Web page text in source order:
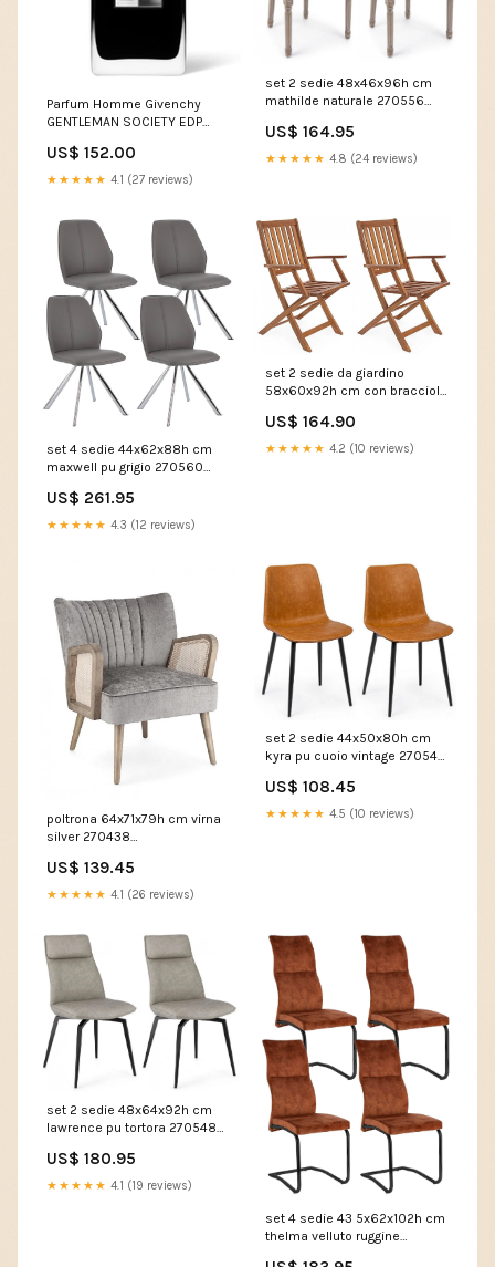
Parfum Homme Givenchy
GENTLEMAN SOCIETY EDP
beige 14 g
US$ 152.00
★★★★★ 4.1 (27 reviews)
set 2 sedie 48x46x96h cm
mathilde naturale 270556
US$ 164.95
★★★★★ 4.8 (24 reviews)
set 4 sedie 44x62x88h cm
maxwell pu grigio 270560
US$ 261.95
★★★★★ 4.3 (12 reviews)
set 2 sedie da giardino
58x60x92h cm con braccioli
US$ 164.90
★★★★★ 4.2 (10 reviews)
poltrona 64x71x79h cm virna
silver 270438
US$ 139.45
★★★★★ 4.1 (26 reviews)
set 2 sedie 44x50x80h cm
kyra pu cuoio vintage 270546
US$ 108.45
★★★★★ 4.5 (10 reviews)
set 2 sedie 48x64x92h cm
lawrence pu tortora 270548
US$ 180.95
★★★★★ 4.1 (19 reviews)
set 4 sedie 43 5x62x102h cm
thelma velluto ruggine